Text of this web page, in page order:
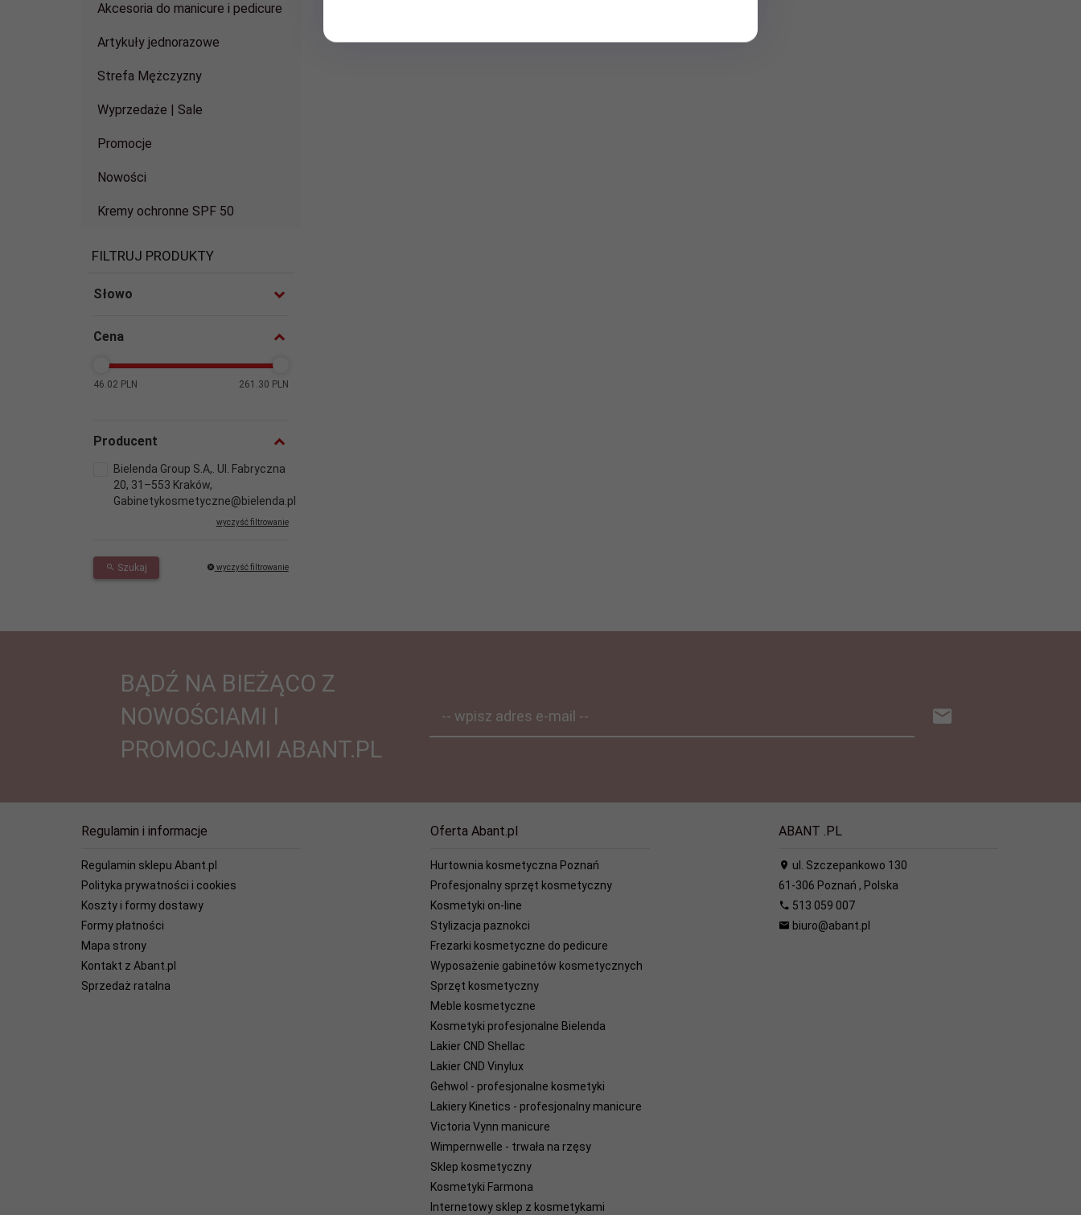
Akcesoria do manicure i pedicure
Artykuły jednorazowe
Strefa Mężczyzny
Wyprzedaże | Sale
Promocje
Nowości
Kremy ochronne SPF 50
FILTRUJ PRODUKTY
Słowo
Cena
46.02 PLN 261.30 PLN
Producent
Bielenda Group S.A,. Ul. Fabryczna
20, 31–553 Kraków,
Gabinetykosmetyczne@bielenda.pl
wyczyść filtrowanie
Szukaj wyczyść filtrowanie
BĄDŹ NA BIEŻĄCO Z
NOWOŚCIAMI I
PROMOCJAMI ABANT.PL
-- wpisz adres e-mail --
Regulamin i informacje
Regulamin sklepu Abant.pl
Polityka prywatności i cookies
Koszty i formy dostawy
Formy płatności
Mapa strony
Kontakt z Abant.pl
Sprzedaż ratalna
Oferta Abant.pl
Hurtownia kosmetyczna Poznań
Profesjonalny sprzęt kosmetyczny
Kosmetyki on-line
Stylizacja paznokci
Frezarki kosmetyczne do pedicure
Wyposażenie gabinetów kosmetycznych
Sprzęt kosmetyczny
Meble kosmetyczne
Kosmetyki profesjonalne Bielenda
Lakier CND Shellac
Lakier CND Vinylux
Gehwol - profesjonalne kosmetyki
Lakiery Kinetics - profesjonalny manicure
Victoria Vynn manicure
Wimpernwelle - trwała na rzęsy
Sklep kosmetyczny
Kosmetyki Farmona
Internetowy sklep z kosmetykami
ABANT .PL
ul. Szczepankowo 130
61-306 Poznań , Polska
513 059 007
biuro@abant.pl